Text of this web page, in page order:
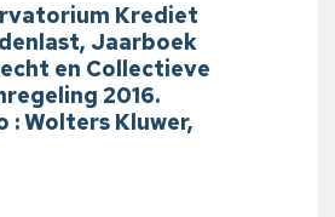
Krediet
Jaarboek
en Collectieve
2016.
: Wolters Kluwer,